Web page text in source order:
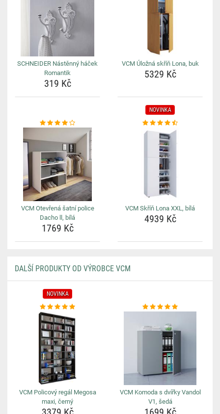
SCHNEIDER Nástěnný háček
Romantik
319 Kč
VCM Úložná skříň Lona, buk
5329 Kč
VCM Otevřená šatní police
Dacho ll, bílá
1769 Kč
NOVINKA
VCM Skříň Lona XXL, bílá
4939 Kč
DALŠÍ PRODUKTY OD VÝROBCE VCM
NOVINKA
VCM Policový regál Megosa
maxi, černý
VCM Komoda s dvířky Vandol
V1, šedá